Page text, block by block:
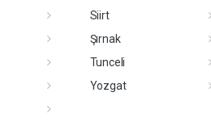
Siirt
Şırnak
Tunceli
Yozgat